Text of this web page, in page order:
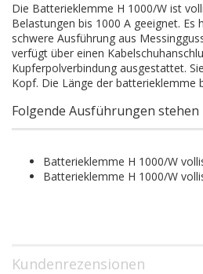
Die Batterieklemme H 1000/W ist
Belastungen bis 1000 A geeignet. Es
schwere Ausführung aus
verfügt über einen
Kupferpolverbindung ausgestattet.
Kopf. Die Länge der batterieklemme
Folgende Ausführungen stehen
Batterieklemme H 1000/W
Batterieklemme H 1000/W
Kundenrezensionen